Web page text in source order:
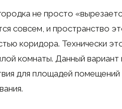
не просто
совсем, и пространство
коридора. Технически
комнаты. Данный
для площадей